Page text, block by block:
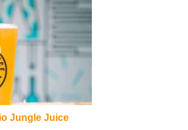
Jungle Juice